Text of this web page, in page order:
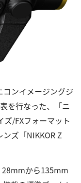
ンイメージングジ
を行なった、「ニ
ズ/FXフォーマット
ズ「NIKKOR Z
28mmから135mm